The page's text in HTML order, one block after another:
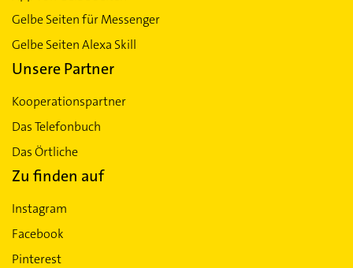
Gelbe Seiten für Messenger
Gelbe Seiten Alexa Skill
Unsere Partner
Kooperationspartner
Das Telefonbuch
Das Örtliche
Zu finden auf
Instagram
Facebook
Pinterest